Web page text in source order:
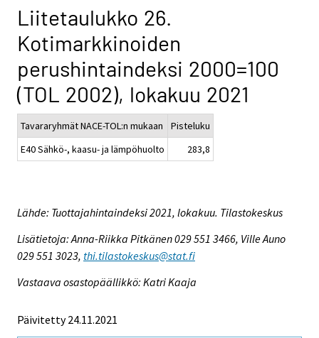
Liitetaulukko 26.
Kotimarkkinoiden
perushintaindeksi 2000=100
(TOL 2002), lokakuu 2021
Tavararyhmät NACE-TOL:n mukaan
Pisteluku
E40 Sähkö-, kaasu- ja lämpöhuolto
283,8
Lähde: Tuottajahintaindeksi 2021, lokakuu. Tilastokeskus
Lisätietoja: Anna-Riikka Pitkänen 029 551 3466, Ville Auno
029 551 3023, thi.tilastokeskus@stat.fi
Vastaava osastopäällikkö: Katri Kaaja
Päivitetty 24.11.2021